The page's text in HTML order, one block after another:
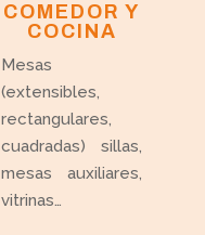
COMEDOR Y
COCINA
Mesas
(extensibles,
rectangulares,
cuadradas) sillas,
mesas auxiliares,
vitrinas…